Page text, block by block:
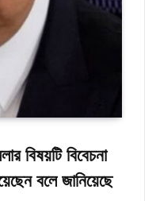
বিষয়টি বিবেচনা
বলে জানিয়েছে